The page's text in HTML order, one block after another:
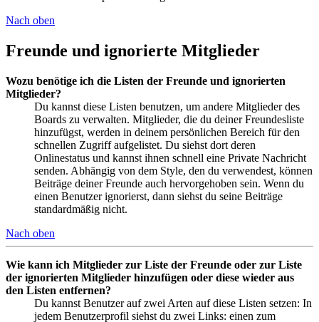
Nach oben
Freunde und ignorierte Mitglieder
Wozu benötige ich die Listen der Freunde und ignorierten
Mitglieder?
Du kannst diese Listen benutzen, um andere Mitglieder des
Boards zu verwalten. Mitglieder, die du deiner Freundesliste
hinzufügst, werden in deinem persönlichen Bereich für den
schnellen Zugriff aufgelistet. Du siehst dort deren
Onlinestatus und kannst ihnen schnell eine Private Nachricht
senden. Abhängig von dem Style, den du verwendest, können
Beiträge deiner Freunde auch hervorgehoben sein. Wenn du
einen Benutzer ignorierst, dann siehst du seine Beiträge
standardmäßig nicht.
Nach oben
Wie kann ich Mitglieder zur Liste der Freunde oder zur Liste
der ignorierten Mitglieder hinzufügen oder diese wieder aus
den Listen entfernen?
Du kannst Benutzer auf zwei Arten auf diese Listen setzen: In
jedem Benutzerprofil siehst du zwei Links: einen zum